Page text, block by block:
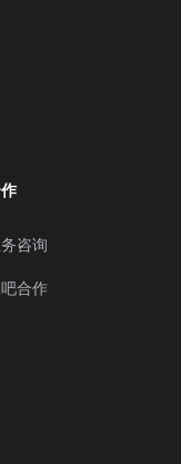
咨询
合作